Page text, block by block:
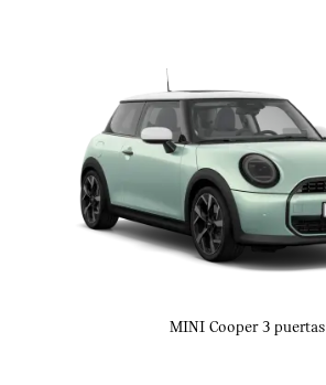
MINI Cooper 3 puertas